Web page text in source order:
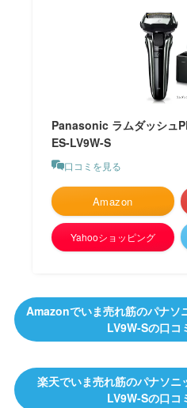
Panasonic ラムダッシュ
ES-LV9W-S
口コミを見る
Amazon
Yahooショッピング
Amazonでいま売れ筋のパナソ
LV9W-Sの口コ
楽天でいま売れ筋のパナソニ
LV9W-Sの口コ